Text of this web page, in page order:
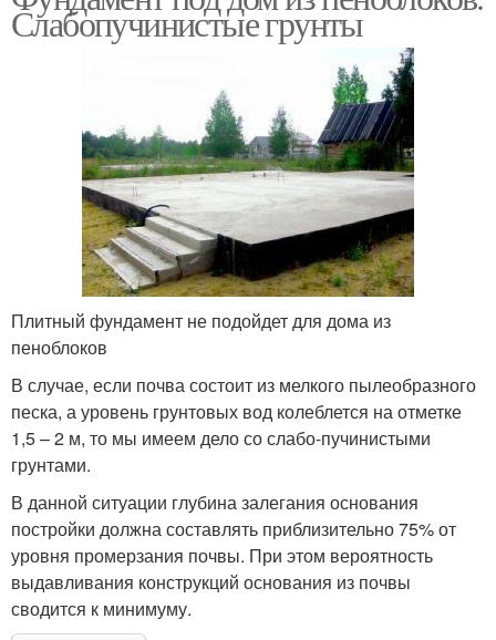
Слабопучинистые грунты
Плитный фундамент не подойдет для дома из
пеноблоков
В случае, если почва состоит из мелкого пылеобразного
песка, а уровень грунтовых вод колеблется на отметке
1,5 – 2 м, то мы имеем дело со слабо-пучинистыми
грунтами.
В данной ситуации глубина залегания основания
постройки должна составлять приблизительно 75% от
уровня промерзания почвы. При этом вероятность
выдавливания конструкций основания из почвы
сводится к минимуму.